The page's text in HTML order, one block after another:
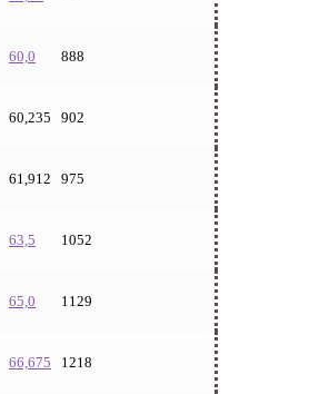
60,0 888
60,235 902
61,912 975
63,5 1052
65,0 1129
66,675 1218